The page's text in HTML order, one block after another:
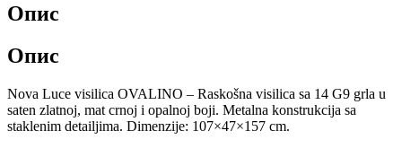
Опис
Опис
Nova Luce visilica OVALINO – Raskošna visilica sa 14 G9 grla u
saten zlatnoj, mat crnoj i opalnoj boji. Metalna konstrukcija sa
staklenim detailjima. Dimenzije: 107×47×157 cm.